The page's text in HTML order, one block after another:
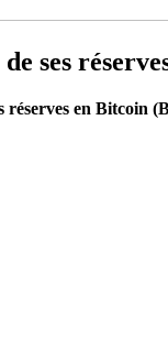
ses
réserves en Bitcoin